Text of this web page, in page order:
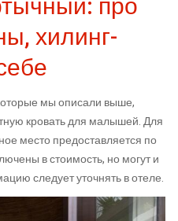
про
хилинг-
мы описали выше,
кровать для малышей. Для
место предоставляется по
в стоимость, но могут и
следует уточнять в отеле.